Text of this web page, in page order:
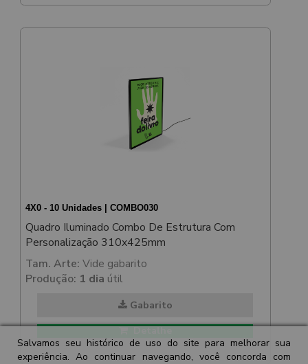
4X0 - 10 Unidades | COMBO030
Quadro Iluminado Combo De Estrutura Com
Personalização 310x425mm
Tam. Arte: Vide gabarito
Produção: 1 dia útil
Gabarito
Salvamos seu histórico de uso do site para melhorar sua
experiência. Ao continuar navegando, você concorda com